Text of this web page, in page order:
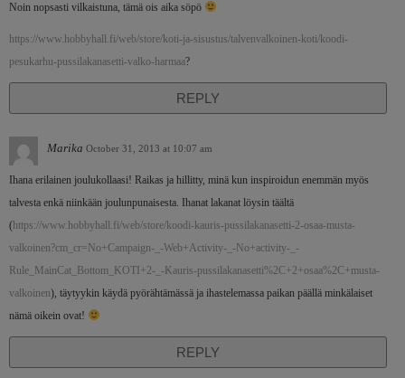
Noin nopsasti vilkaistuna, tämä ois aika söpö
https://www.hobbyhall.fi/web/store/koti-ja-sisustus/talvenvalkoinen-koti/koodi-
pesukarhu-pussilakanasetti-valko-harmaa?
REPLY
Marika October 31, 2013 at 10:07 am
Ihana erilainen joulukollaasi! Raikas ja hillitty, minä kun inspiroidun enemmän myös
talvesta enkä niinkään joulunpunaisesta. Ihanat lakanat löysin täältä
(https://www.hobbyhall.fi/web/store/koodi-kauris-pussilakanasetti-2-osaa-musta-
valkoinen?cm_cr=No+Campaign-_-Web+Activity-_-No+activity-_-
Rule_MainCat_Bottom_KOTI+2-_-Kauris-pussilakanasetti%2C+2+osaa%2C+musta-
valkoinen), täytyykin käydä pyörähtämässä ja ihastelemassa paikan päällä minkälaiset
nämä oikein ovat!
REPLY